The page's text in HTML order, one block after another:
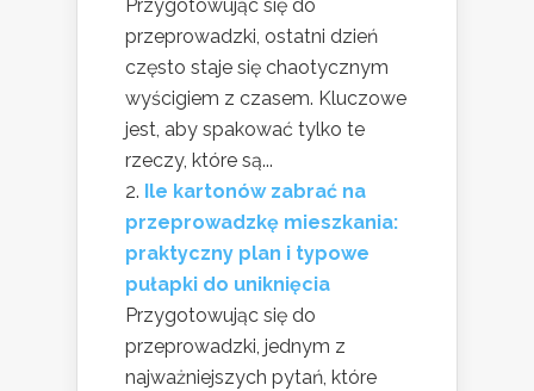
Przygotowując się do
przeprowadzki, ostatni dzień
często staje się chaotycznym
wyścigiem z czasem. Kluczowe
jest, aby spakować tylko te
rzeczy, które są...
Ile kartonów zabrać na
przeprowadzkę mieszkania:
praktyczny plan i typowe
pułapki do uniknięcia
Przygotowując się do
przeprowadzki, jednym z
najważniejszych pytań, które